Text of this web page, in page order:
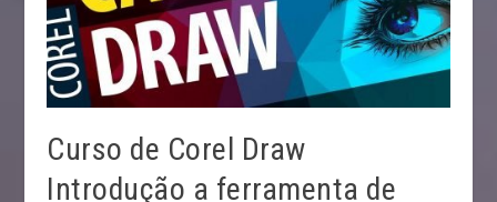
Curso de Corel Draw
Introdução a ferramenta de